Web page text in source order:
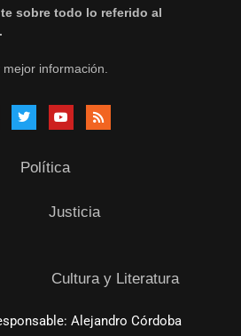
sobre todo lo referido al
información.
Política
Justicia
Cultura y Literatura
Alejandro Córdoba